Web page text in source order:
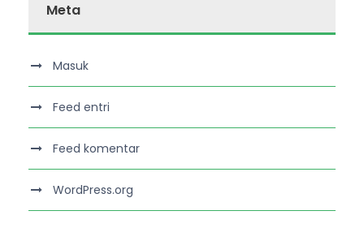
Meta
Masuk
Feed entri
Feed komentar
WordPress.org